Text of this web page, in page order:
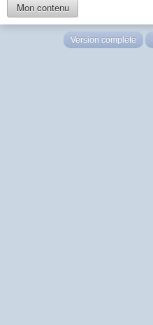
Mon contenu
Version complète